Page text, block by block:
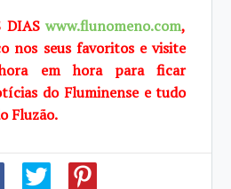
DIASwww.flunomeno.com,
nos seus favoritos e visite
em hora para ficar
do Fluminense e tudo
Fluzão.